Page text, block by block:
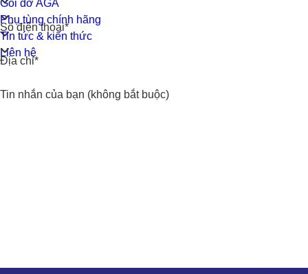
Số điện thoại*
Địa chỉ*
Tin nhắn của bạn (không bắt buộc)
Gối đỡ AGA
Phụ tùng chính hãng
Tin tức & kiến thức
Liên hệ